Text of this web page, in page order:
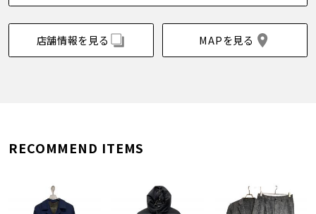
店舗情報を見る MAPを見る
RECOMMEND ITEMS